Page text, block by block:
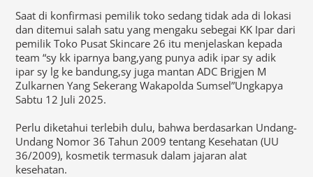
Saat di konfirmasi pemilik toko sedang tidak ada di lokasi
dan ditemui salah satu yang mengaku sebegai KK Ipar dari
pemilik Toko Pusat Skincare 26 itu menjelaskan kepada
team “sy kk iparnya bang,yang punya adik ipar sy adik
ipar sy lg ke bandung,sy juga mantan ADC Brigjen M
Zulkarnen Yang Sekerang Wakapolda Sumsel”Ungkapya
Sabtu 12 Juli 2025.
Perlu diketahui terlebih dulu, bahwa berdasarkan Undang-
Undang Nomor 36 Tahun 2009 tentang Kesehatan (UU
36/2009), kosmetik termasuk dalam jajaran alat
kesehatan.